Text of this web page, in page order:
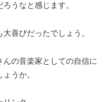
うなと感じます。
喜びだったでしょう。
の音楽家としての自信に
うか。